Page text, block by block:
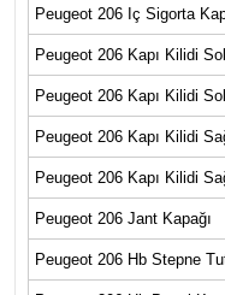
Peugeot 206 Iç Sigorta
Peugeot 206 Kapı Kilidi
Peugeot 206 Kapı Kilidi
Peugeot 206 Kapı Kilidi
Peugeot 206 Kapı Kilidi
Peugeot 206 Jant Kapağı
Peugeot 206 Hb Stepne